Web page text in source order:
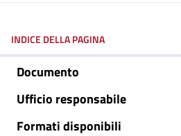
INDICE DELLA PAGINA
Documento
Ufficio responsabile
Formati disponibili